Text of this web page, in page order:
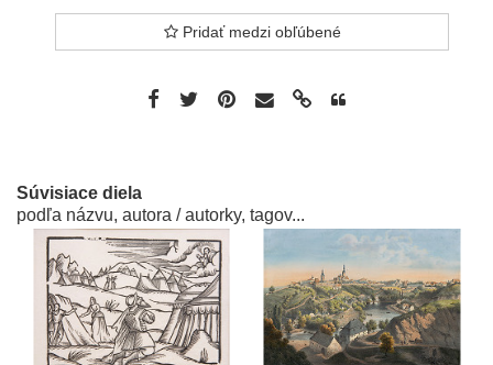
Pridať medzi obľúbené
Súvisiace diela
podľa názvu, autora / autorky, tagov...